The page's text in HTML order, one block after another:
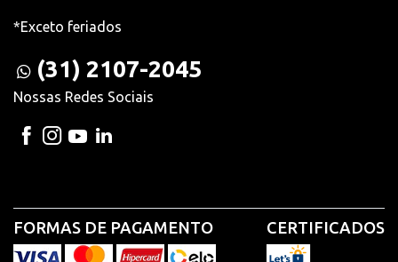
*Exceto feriados
(31) 2107-2045
Nossas Redes Sociais
FORMAS DE PAGAMENTO CERTIFICADOS